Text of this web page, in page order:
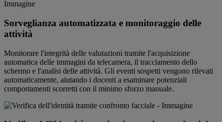
Sorveglianza automatizzata e monitoraggio delle
attività
Monitorare l'integrità delle valutazioni tramite l'acquisizione
automatica delle immagini da telecamera, il tracciamento dello
schermo e l'analisi delle attività. Gli eventi sospetti vengono rilevati
automaticamente, aiutando i docenti a esaminare potenziali
comportamenti scorretti con il minimo sforzo manuale.